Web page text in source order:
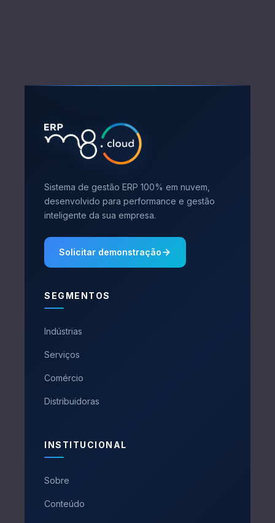
Sistema de gestão ERP 100% em nuvem,
desenvolvido para performance e gestão
inteligente da sua empresa.
Solicitar demonstração
SEGMENTOS
Indústrias
Serviços
Comércio
Distribuidoras
INSTITUCIONAL
Sobre
Conteúdo